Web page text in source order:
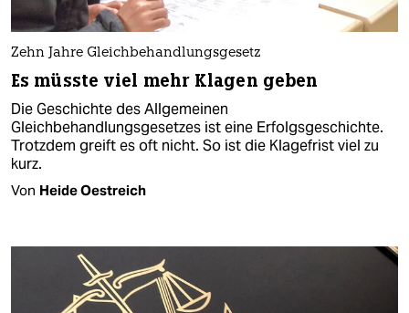
Zehn Jahre Gleichbehandlungsgesetz
Es müsste viel mehr Klagen geben
Die Geschichte des Allgemeinen
Gleichbehandlungsgesetzes ist eine Erfolgsgeschichte.
Trotzdem greift es oft nicht. So ist die Klagefrist viel zu
kurz.
Von Heide Oestreich